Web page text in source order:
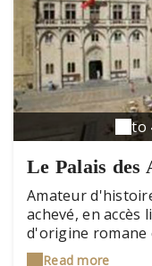
to
Le Palais des
Amateur
achevé, en accès
d'origine romane
gothique remanié
Read more